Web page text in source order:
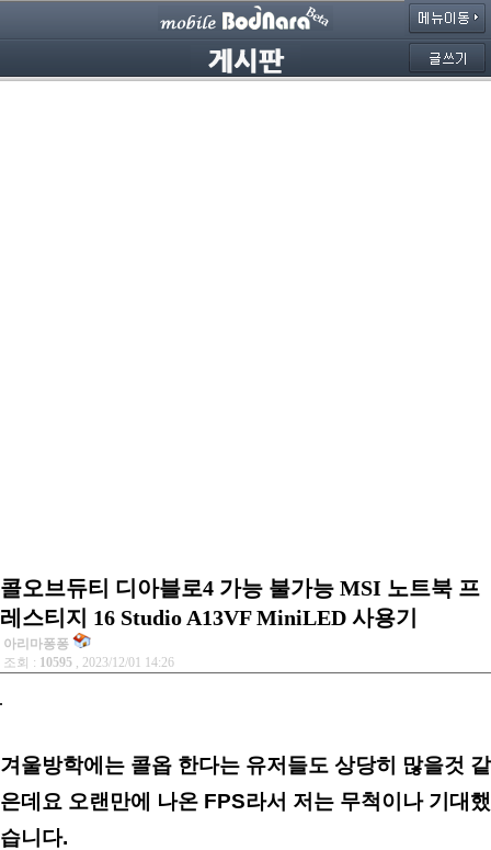
콜오브듀티 디아블로4 가능 불가능 MSI 노트북 프
레스티지 16 Studio A13VF MiniLED 사용기
아리마퐁퐁
조회 : 10595 , 2023/12/01 14:26
겨울방학에는 콜옵 한다는 유저들도 상당히 많을것 같
은데요 오랜만에 나온 FPS라서 저는 무척이나 기대했
습니다.